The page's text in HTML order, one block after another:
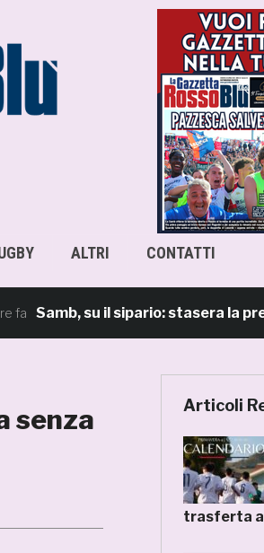
ALTRI CONTATTI
su il sipario: stasera la
senza
Articoli
trasferta a